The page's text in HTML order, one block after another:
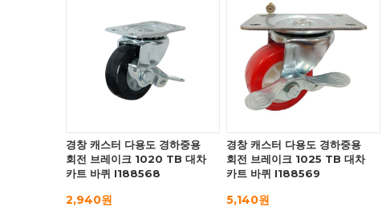
경창 캐스터 다용도 경하중용
회전 브레이크 1020 TB 대차
카트 바퀴 I188568
2,940원
경창 캐스터 다용도 경하중용
회전 브레이크 1025 TB 대차
카트 바퀴 I188569
5,140원